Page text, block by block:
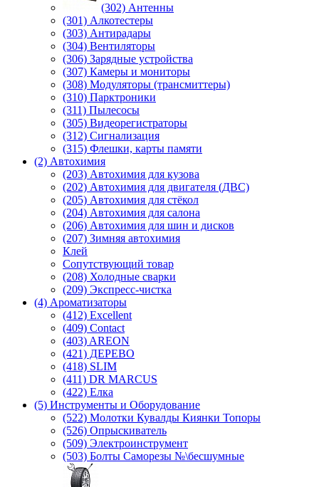
(302) Антенны
(301) Алкотестеры
(303) Антирадары
(304) Вентиляторы
(306) Зарядные устройства
(307) Камеры и мониторы
(308) Модуляторы (трансмиттеры)
(310) Парктроники
(311) Пылесосы
(305) Видеорегистраторы
(312) Сигнализация
(315) Флешки, карты памяти
(2) Автохимия
(203) Автохимия для кузова
(202) Автохимия для двигателя (ДВС)
(205) Автохимия для стёкол
(204) Автохимия для салона
(206) Автохимия для шин и дисков
(207) Зимняя автохимия
Клей
Сопутствующий товар
(208) Холодные сварки
(209) Экспреcс-чистка
(4) Ароматизаторы
(412) Excellent
(409) Contact
(403) AREON
(421) ДЕРЕВО
(418) SLIM
(411) DR MARCUS
(422) Елка
(5) Инструменты и Оборудование
(522) Молотки Кувалды Киянки Топоры
(526) Опрыскиватель
(509) Электроинструмент
(503) Болты Саморезы №\бесшумные